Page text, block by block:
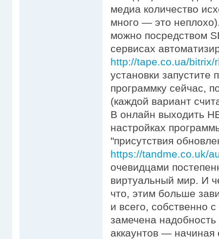
медиа количество
много — это
можно посредством
сервисах
http://tape.co.ua/
установки запустите
программку сейчас,
(каждой вариант
В онлайн выходить
настройках
"присутствия
https://tandme.co.uk/
очевидцами
виртуальный мир. И
что, этим больше
и всего, собственно
замечена
аккаунтов —